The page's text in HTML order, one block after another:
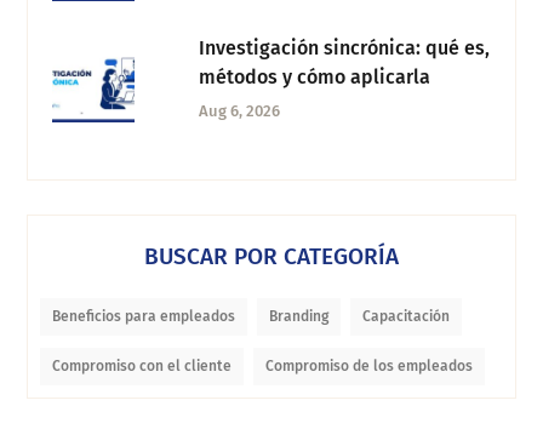
Investigación sincrónica: qué es,
métodos y cómo aplicarla
Aug 6, 2026
BUSCAR POR CATEGORÍA
Beneficios para empleados Branding Capacitación
Compromiso con el cliente Compromiso de los empleados